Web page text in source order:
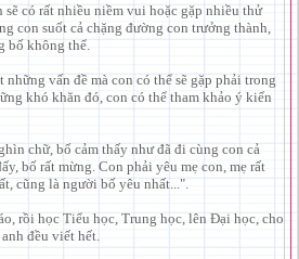
sẽ có rất nhiều niềm vui hoặc gặp nhiều thử
con suốt cả chặng đường con trưởng thành,
bố không thể.
vấn đề mà con có thể sẽ gặp phải trong
khó khăn đó, con có thể tham khảo ý kiến
chữ, bố cảm thấy như đã đi cùng con cả
bố rất mừng. Con phải yêu mẹ con, mẹ rất
cũng là người bố yêu nhất...".
rồi học Tiểu học, Trung học, lên Đại học, cho
đều viết hết.